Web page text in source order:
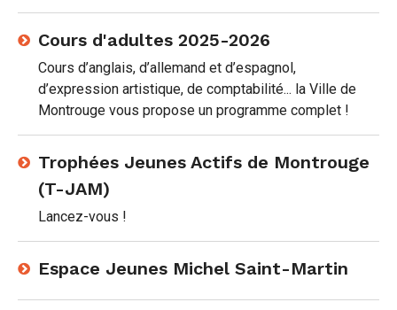
Cours d'adultes 2025-2026
Cours d’anglais, d’allemand et d’espagnol,
d’expression artistique, de comptabilité... la Ville de
Montrouge vous propose un programme complet !
Trophées Jeunes Actifs de Montrouge
(T-JAM)
Lancez-vous !
Espace Jeunes Michel Saint-Martin